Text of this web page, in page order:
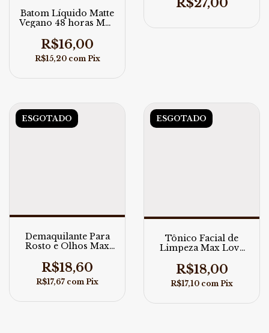
Batom Líquido Matte
Vegano 48 horas Max
R$16,00
R$15,20 com Pix
R$27,00
ESGOTADO
Demaquilante Para
Rosto e Olhos Max
R$18,60
R$17,67 com Pix
ESGOTADO
Tônico Facial de
Limpeza Max Love
R$18,00
R$17,10 com Pix